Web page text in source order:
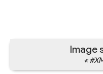
Image
«